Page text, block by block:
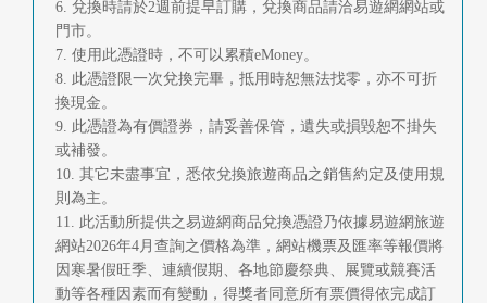
6. 兌換時請於2週前提早訂購，兌換商品請洽易遊網網站或
門市。
7. 使用此憑證時，不可以累積eMoney。
8. 此憑證限一次兌換完畢，抵用時恕無法找零，亦不可折
換現金。
9. 此憑證為有價證券，請妥善保管，遺失或損毀恕不掛失
或補發。
10. 其它未盡事宜，悉依兌換旅遊商品之銷售約定及使用規
則為主。
11. 此活動所提供之易遊網商品兌換憑證乃依據易遊網旅遊
網站2026年4月查詢之價格為準，網站機票及匯率等報價將
因寒暑假旺季、連續假期、各地節慶祭典、展覽或競賽活
動等各種因素而有變動，得獎者同意所有票價得依完成訂